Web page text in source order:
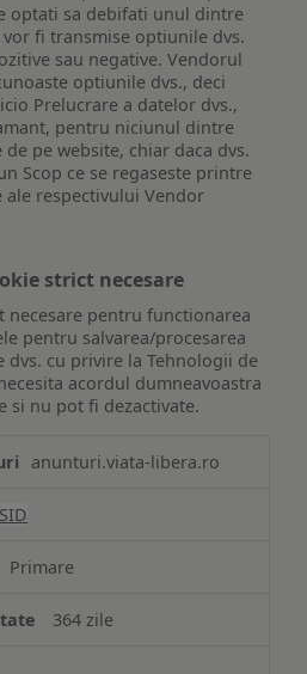
optati sa debifati unul dintre
fi transmise optiunile dvs.
sau negative. Vendorul
optiunile dvs., deci
Prelucrare a datelor dvs.,
pentru niciunul dintre
pe website, chiar daca dvs.
Scop ce se regaseste printre
ale respectivului Vendor
strict necesare
necesare pentru functionarea
pentru salvarea/procesarea
cu privire la Tehnologii de
acordul dumneavoastra
si nu pot fi dezactivate.
anunturi.viata-libera.ro
Primare
364 zile